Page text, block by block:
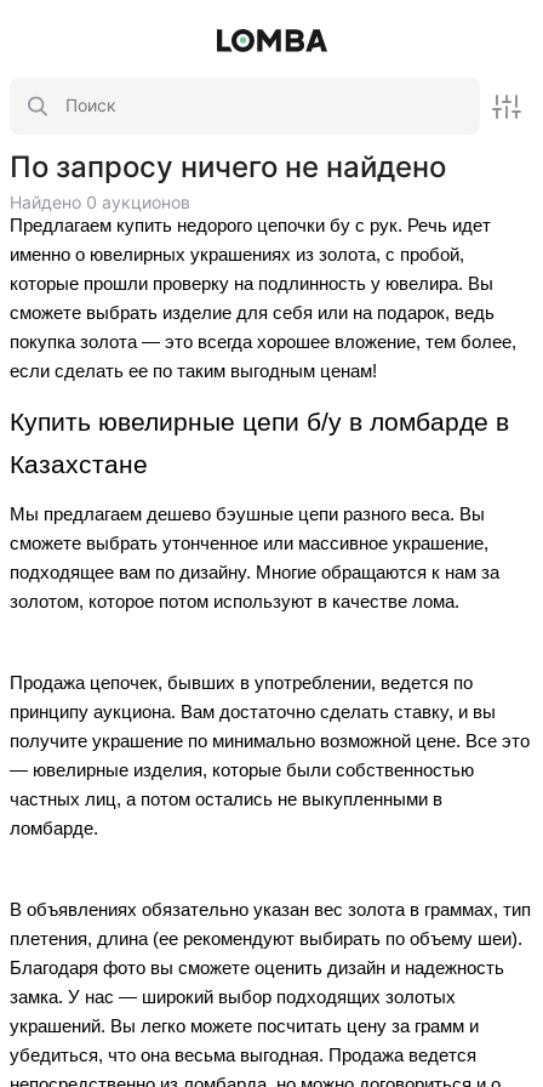
По запросу ничего не найдено
Найдено 0 аукционов
Предлагаем купить недорого цепочки бу с рук. Речь идет
именно о ювелирных украшениях из золота, с пробой,
которые прошли проверку на подлинность у ювелира. Вы
сможете выбрать изделие для себя или на подарок, ведь
покупка золота — это всегда хорошее вложение, тем более,
если сделать ее по таким выгодным ценам!
Купить ювелирные цепи б/у в ломбарде в
Казахстане
Мы предлагаем дешево бэушные цепи разного веса. Вы
сможете выбрать утонченное или массивное украшение,
подходящее вам по дизайну. Многие обращаются к нам за
золотом, которое потом используют в качестве лома.
Продажа цепочек, бывших в употреблении, ведется по
принципу аукциона. Вам достаточно сделать ставку, и вы
получите украшение по минимально возможной цене. Все это
— ювелирные изделия, которые были собственностью
частных лиц, а потом остались не выкупленными в
ломбарде.
В объявлениях обязательно указан вес золота в граммах, тип
плетения, длина (ее рекомендуют выбирать по объему шеи).
Благодаря фото вы сможете оценить дизайн и надежность
замка. У нас — широкий выбор подходящих золотых
украшений. Вы легко можете посчитать цену за грамм и
убедиться, что она весьма выгодная. Продажа ведется